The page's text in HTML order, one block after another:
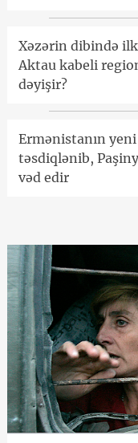
Xəzərin dibində
Aktau kabeli
dəyişir?
Ermənistanın
təsdiqlənib,
vəd edir